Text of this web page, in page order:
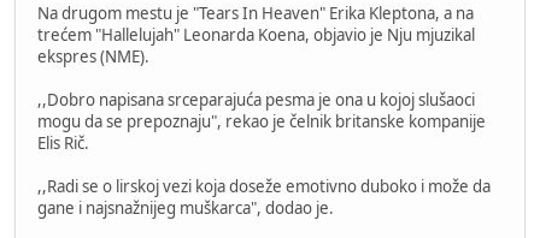
Na drugom mestu je "Tears In Heaven" Erika Kleptona, a na
trećem "Hallelujah" Leonarda Koena, objavio je Nju mjuzikal
ekspres (NME).
,,Dobro napisana srceparajuća pesma je ona u kojoj slušaoci
mogu da se prepoznaju", rekao je čelnik britanske kompanije
Elis Rič.
,,Radi se o lirskoj vezi koja doseže emotivno duboko i može da
gane i najsnažnijeg muškarca", dodao je.